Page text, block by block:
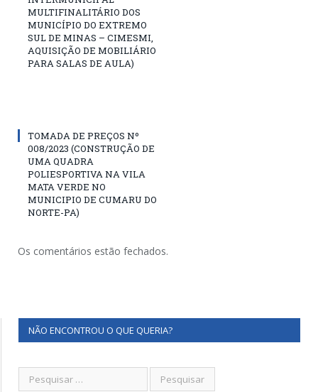
MULTIFINALITÁRIO DOS
MUNICÍPIO DO EXTREMO
SUL DE MINAS – CIMESMI,
AQUISIÇÃO DE MOBILIÁRIO
PARA SALAS DE AULA)
TOMADA DE PREÇOS Nº
008/2023 (CONSTRUÇÃO DE
UMA QUADRA
POLIESPORTIVA NA VILA
MATA VERDE NO
MUNICIPIO DE CUMARU DO
NORTE-PA)
Os comentários estão fechados.
NÃO ENCONTROU O QUE QUERIA?